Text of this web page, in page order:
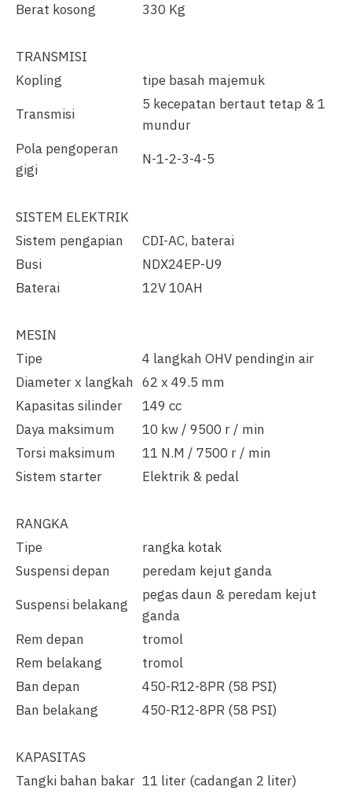
Berat kosong
330 Kg
TRANSMISI
Kopling
tipe basah majemuk
Transmisi
5 kecepatan bertaut tetap & 1
mundur
Pola pengoperan
gigi
N-1-2-3-4-5
SISTEM ELEKTRIK
Sistem pengapian
CDI-AC, baterai
Busi
NDX24EP-U9
Baterai
12V 10AH
MESIN
Tipe
4 langkah OHV pendingin air
Diameter x langkah 62 x 49.5 mm
Kapasitas silinder
149 cc
Daya maksimum
10 kw / 9500 r / min
Torsi maksimum
11 N.M / 7500 r / min
Sistem starter
Elektrik & pedal
RANGKA
Tipe
rangka kotak
Suspensi depan
peredam kejut ganda
Suspensi belakang
pegas daun & peredam kejut
ganda
Rem depan
tromol
Rem belakang
tromol
Ban depan
450-R12-8PR (58 PSI)
Ban belakang
450-R12-8PR (58 PSI)
KAPASITAS
Tangki bahan bakar 11 liter (cadangan 2 liter)